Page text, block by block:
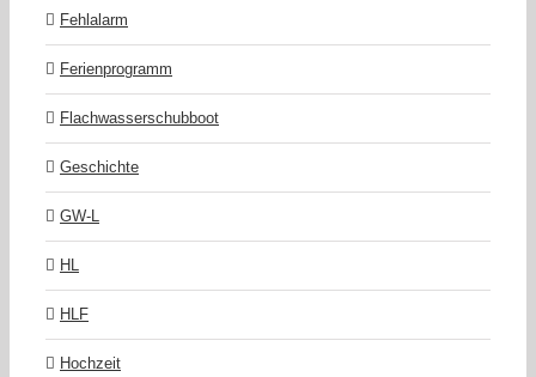
Fehlalarm
Ferienprogramm
Flachwasserschubboot
Geschichte
GW-L
HL
HLF
Hochzeit